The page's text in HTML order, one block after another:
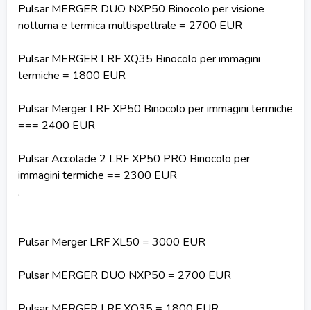
Pulsar MERGER DUO NXP50 Binocolo per visione
notturna e termica multispettrale = 2700 EUR
Pulsar MERGER LRF XQ35 Binocolo per immagini
termiche = 1800 EUR
Pulsar Merger LRF XP50 Binocolo per immagini termiche
=== 2400 EUR
Pulsar Accolade 2 LRF XP50 PRO Binocolo per
immagini termiche == 2300 EUR
.
Pulsar Merger LRF XL50 = 3000 EUR
Pulsar MERGER DUO NXP50 = 2700 EUR